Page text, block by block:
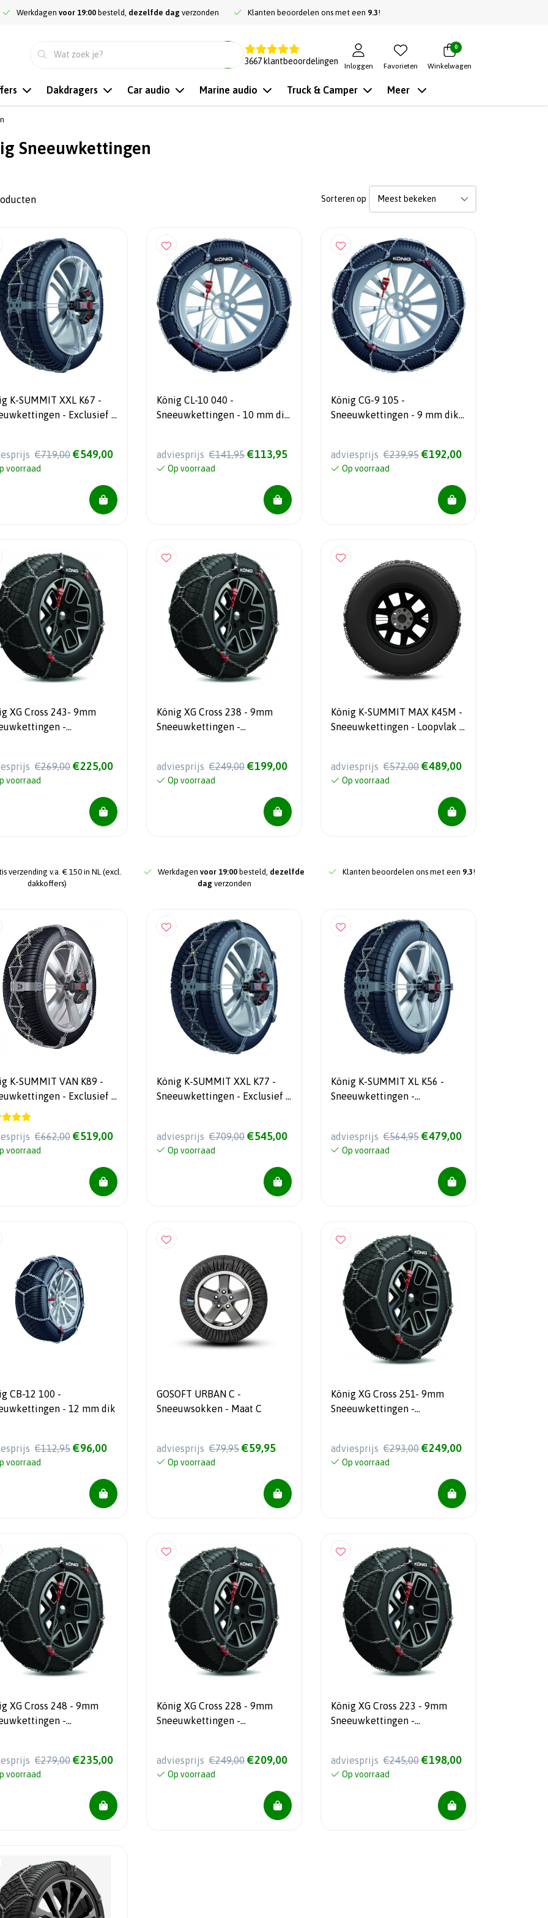
Werkdagen voor 19:00 besteld, dezelfde dag verzonden Klanten beoordelen ons met een 9.3!
3667 klantbeoordelingen
Inloggen Favorieten
0
Winkelwagen
Dakdragers Car audio Marine audio Truck & Camper Meer
Sneeuwkettingen
Sorteren op
K-SUMMIT XXL K67 -
- Exclusief -
€719,00 €549,00
voorraad
König CL-10 040 -
Sneeuwkettingen - 10 mm dik
adviesprijs €141,95 €113,95
Op voorraad
König CG-9 105 -
Sneeuwkettingen - 9 mm dik -
adviesprijs €239,95 €192,00
Op voorraad
XG Cross 243- 9mm
-
€269,00 €225,00
voorraad
König XG Cross 238 - 9mm
Sneeuwkettingen -
adviesprijs €249,00 €199,00
Op voorraad
König K-SUMMIT MAX K45M -
Sneeuwkettingen - Loopvlak -
adviesprijs €572,00 €489,00
Op voorraad
verzending v.a. € 150 in NL (excl.
dakkoffers)
Werkdagen voor 19:00 besteld, dezelfde
dag verzonden
Klanten beoordelen ons met een 9.3!
K-SUMMIT VAN K89 -
- Exclusief -
€662,00 €519,00
voorraad
König K-SUMMIT XXL K77 -
Sneeuwkettingen - Exclusief -
adviesprijs €709,00 €545,00
Op voorraad
König K-SUMMIT XL K56 -
Sneeuwkettingen -
adviesprijs €564,95 €479,00
Op voorraad
CB-12 100 -
- 12 mm dik
€112,95 €96,00
voorraad
GOSOFT URBAN C -
Sneeuwsokken - Maat C
adviesprijs €79,95 €59,95
Op voorraad
König XG Cross 251- 9mm
Sneeuwkettingen -
adviesprijs €293,00 €249,00
Op voorraad
XG Cross 248 - 9mm
-
€279,00 €235,00
voorraad
König XG Cross 228 - 9mm
Sneeuwkettingen -
adviesprijs €249,00 €209,00
Op voorraad
König XG Cross 223 - 9mm
Sneeuwkettingen -
adviesprijs €245,00 €198,00
Op voorraad